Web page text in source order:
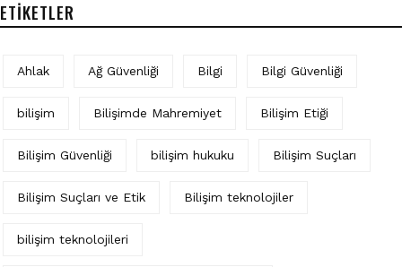
ETIKETLER
Ahlak Ağ Güvenliği Bilgi Bilgi Güvenliği
bilişim Bilişimde Mahremiyet Bilişim Etiği
Bilişim Güvenliği bilişim hukuku Bilişim Suçları
Bilişim Suçları ve Etik Bilişim teknolojiler
bilişim teknolojileri